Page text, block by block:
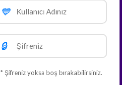
💙
🔒
* Şifreniz yoksa boş bırakabilirsiniz.